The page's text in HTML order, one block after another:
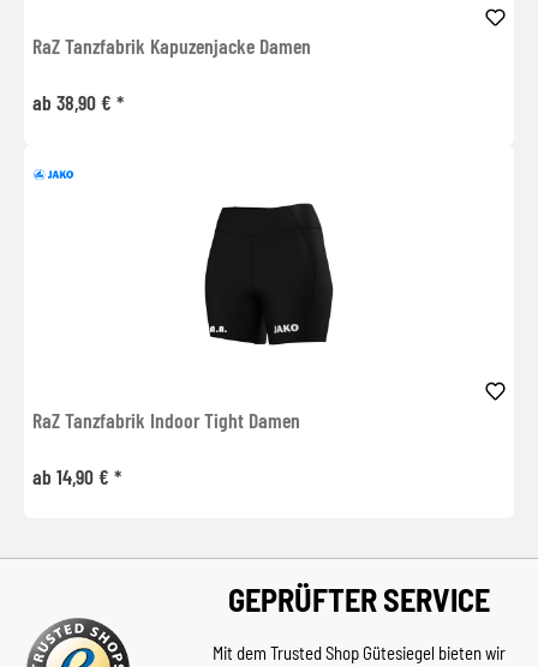
RaZ Tanzfabrik Kapuzenjacke Damen
ab 38,90 € *
RaZ Tanzfabrik Indoor Tight Damen
ab 14,90 € *
GEPRÜFTER SERVICE
Mit dem Trusted Shop Gütesiegel bieten wir